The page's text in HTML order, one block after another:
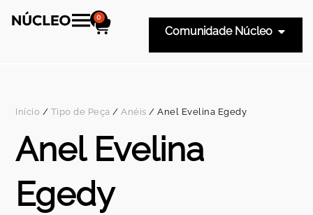
0
Comunidade Núcleo
Início / Tipo de Peça /Anéis / Anel Evelina Egedy
Anel Evelina
Egedy